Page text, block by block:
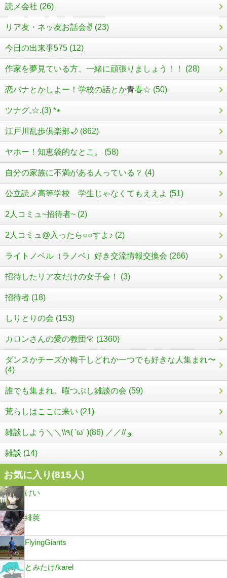
読メ会社 (26)
リア友・ネッ友お話会✌ (23)
今日の出来事575 (12)
作家を夢見ている方、一緒に頑張りましょう！！ (28)
恋バナとかしよー！学校の話とか青春☆ (50)
ツナグ𓈒☆.‎٭* (3)
江戸川乱歩倶楽部🌙 (862)
ヤホー！知恵袋的なとこ。 (58)
自分の家族に不満がある人っている？ (4)
公立読メ高等学校 学生じゃなくてもええよ (51)
2人コミュ~招待者~ (2)
2人コミュ@入ったら○○すよ♪ (2)
ライトノベル（ラノベ）好き交流情報交換会 (266)
招待したリア友だけの女子会！ (3)
招待者 (18)
しりとりの会 (153)
カロンさんの愛の教団🌹 (1360)
ダンスかチーズか梅干しどれか一つでも好きな人集まれ〜
(4)
誰でも集まれ。暇つぶし雑談の会 (59)
荒らしはここに来い (21)
雑談しよう＼＼\\٩( 'ω' )و //／／ (86)
雑談 (14)
お気に入り(815人)
けい
緋莢
FlyingGiants
とみたけ/karel